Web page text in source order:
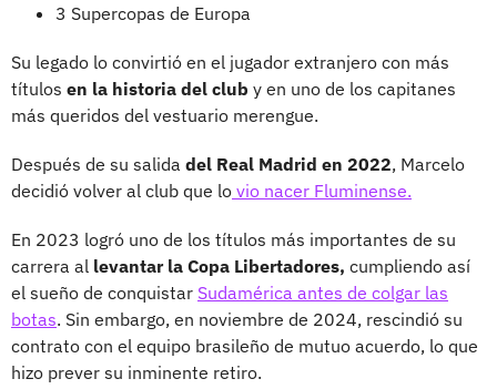
3 Supercopas de Europa
Su legado lo convirtió en el jugador extranjero con más
títulos en la historia del club y en uno de los capitanes
más queridos del vestuario merengue.
Después de su salida del Real Madrid en 2022, Marcelo
decidió volver al club que lo vio nacer Fluminense.
En 2023 logró uno de los títulos más importantes de su
carrera al levantar la Copa Libertadores, cumpliendo así
el sueño de conquistar Sudamérica antes de colgar las
botas. Sin embargo, en noviembre de 2024, rescindió su
contrato con el equipo brasileño de mutuo acuerdo, lo que
hizo prever su inminente retiro.